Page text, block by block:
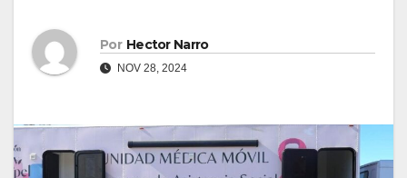
Por Hector Narro
NOV 28, 2024